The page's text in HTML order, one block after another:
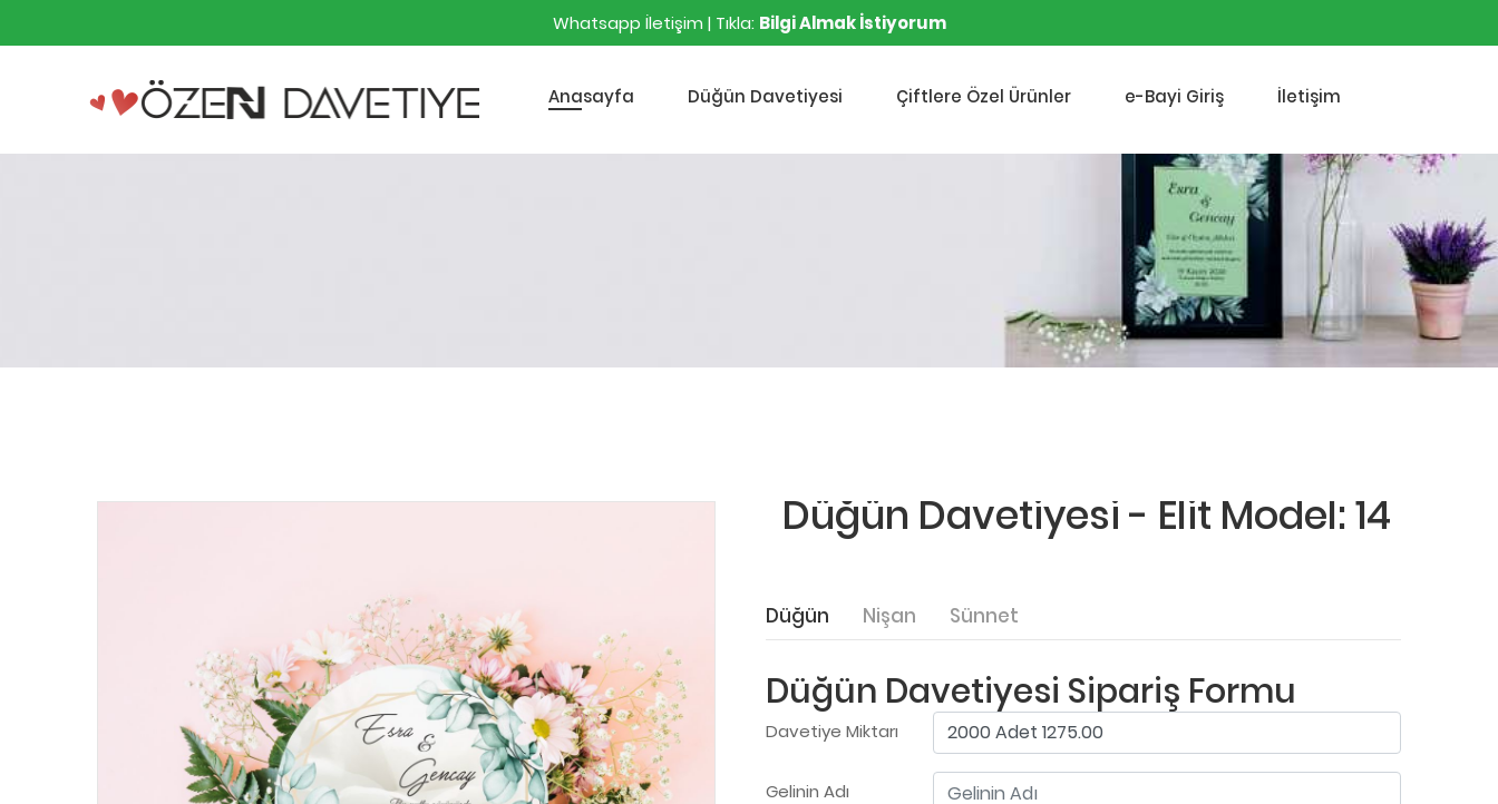
Whatsapp İletişim | Tıkla: Bilgi Almak İstiyorum
Anasayfa Düğün Davetiyesi Çiftlere Özel Ürünler e-Bayi Giriş İletişim
Düğün Davetiyesi - Elit Model: 14
Düğün Nişan Sünnet
Düğün Davetiyesi Sipariş Formu
Davetiye Miktarı
Gelinin Adı